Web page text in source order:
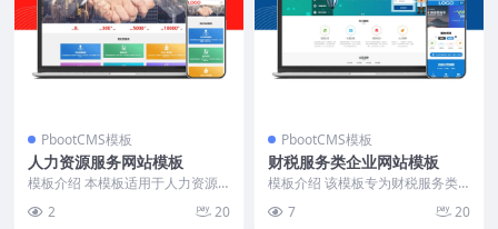
PbootCMS模板
人力资源服务网站模板
模板介绍 本模板适用于人力资源
容模块划分清晰。首页...
2 20
PbootCMS模板
财税服务类企业网站模板
模板介绍 该模板专为财税服务类
块划分明确，涵盖公司...
7 20